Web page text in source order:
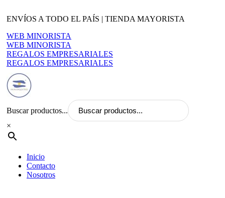
al
ENVÍOS A TODO EL PAÍS | TIENDA MAYORISTA
WEB MINORISTA
WEB MINORISTA
REGALOS EMPRESARIALES
REGALOS EMPRESARIALES
Buscar productos...
×
Inicio
Contacto
Nosotros